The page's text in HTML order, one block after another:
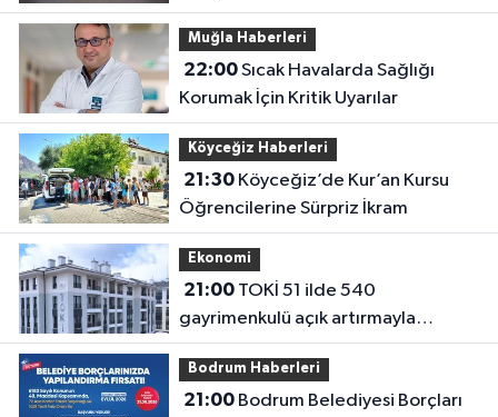
Muğla Haberleri
22:00Sıcak Havalarda Sağlığı
Korumak İçin Kritik Uyarılar
Köyceğiz Haberleri
21:30Köyceğiz’de Kur’an Kursu
Öğrencilerine Sürpriz İkram
Ekonomi
21:00TOKİ 51 ilde 540
gayrimenkulü açık artırmayla
satıyor: Fiyatlar 700 bin liradan
başlıyor
Bodrum Haberleri
21:00Bodrum Belediyesi Borçları